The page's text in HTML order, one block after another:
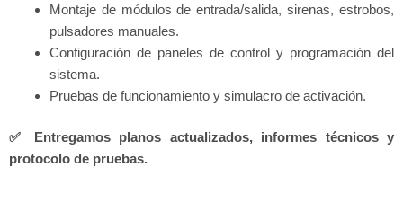
Montaje de módulos de entrada/salida, sirenas, estrobos,
pulsadores manuales.
Configuración de paneles de control y programación del
sistema.
Pruebas de funcionamiento y simulacro de activación.
✅
Entregamos planos actualizados, informes técnicos y
protocolo de pruebas.